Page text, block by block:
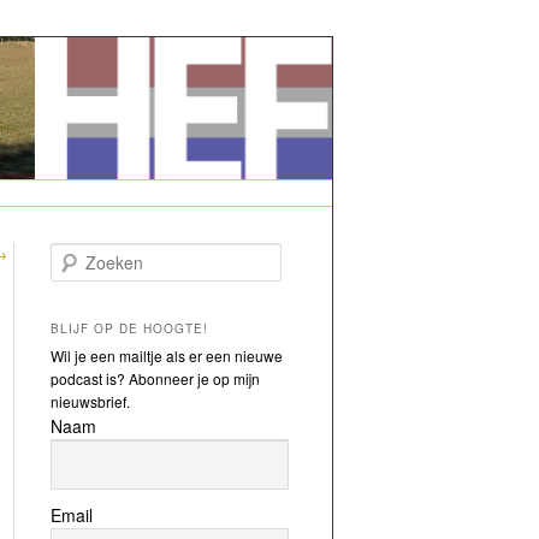
Zoeken
BLIJF OP DE HOOGTE!
Wil je een mailtje als er een nieuwe
podcast is? Abonneer je op mijn
nieuwsbrief.
Naam
Email